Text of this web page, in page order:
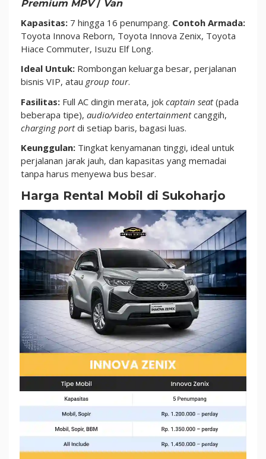
Premium MPV/ Van
Kapasitas: 7 hingga 16 penumpang. Contoh Armada:
Toyota Innova Reborn, Toyota Innova Zenix, Toyota
Hiace Commuter, Isuzu Elf Long.
Ideal Untuk: Rombongan keluarga besar, perjalanan
bisnis VIP, atau group tour.
Fasilitas: Full AC dingin merata, jok captain seat(pada
beberapa tipe), audio/video entertainmentcanggih,
charging portdi setiap baris, bagasi luas.
Keunggulan: Tingkat kenyamanan tinggi, ideal untuk
perjalanan jarak jauh, dan kapasitas yang memadai
tanpa harus menyewa bus besar.
Harga Rental Mobil di Sukoharjo